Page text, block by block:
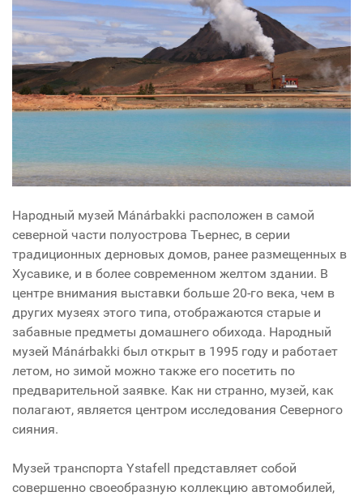
Народный музей Mánárbakki расположен в самой
северной части полуострова Тьернес, в серии
традиционных дерновых домов, ранее размещенных в
Хусавике, и в более современном желтом здании. В
центре внимания выставки больше 20-го века, чем в
других музеях этого типа, отображаются старые и
забавные предметы домашнего обихода. Народный
музей Mánárbakki был открыт в 1995 году и работает
летом, но зимой можно также его посетить по
предварительной заявке. Как ни странно, музей, как
полагают, является центром исследования Северного
сияния.
Музей транспорта Ystafell представляет собой
совершенно своеобразную коллекцию автомобилей,